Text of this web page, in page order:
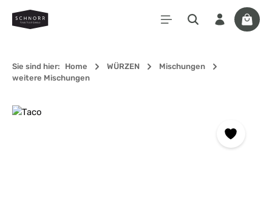
Zum Hauptinhalt springen
Sie sind hier: Home WÜRZEN
Mischungen
weitere Mischungen
Bildergalerie überspringen